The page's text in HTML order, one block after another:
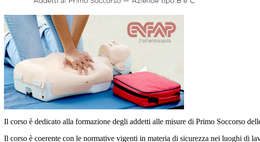
Il corso è dedicato alla formazione degli addetti alle misure di Primo Soccorso
Il corso è coerente con le normative vigenti in materia di sicurezza nei luoghi di